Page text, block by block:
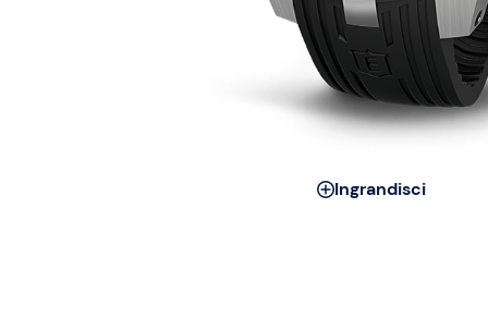
Ingrandisci